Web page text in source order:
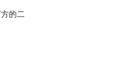
的二